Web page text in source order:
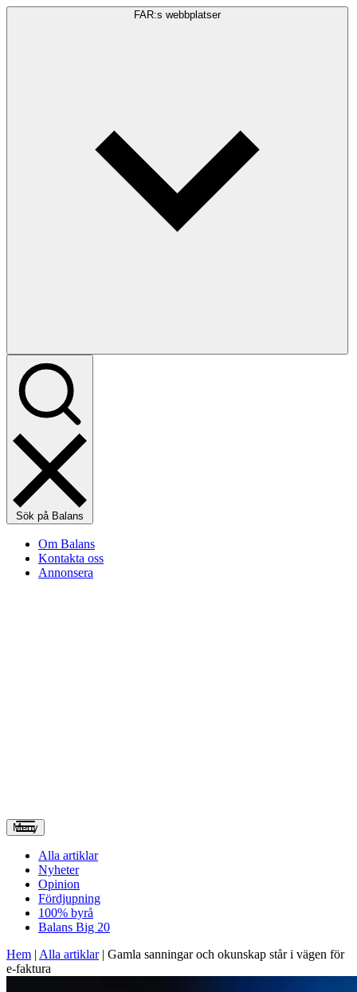
FAR:s webbplatser
Sök på Balans
Om Balans
Kontakta oss
Annonsera
Meny
Alla artiklar
Nyheter
Opinion
Fördjupning
100% byrå
Balans Big 20
Hem | Alla artiklar| Gamla sanningar och okunskap står i vägen för
e-faktura